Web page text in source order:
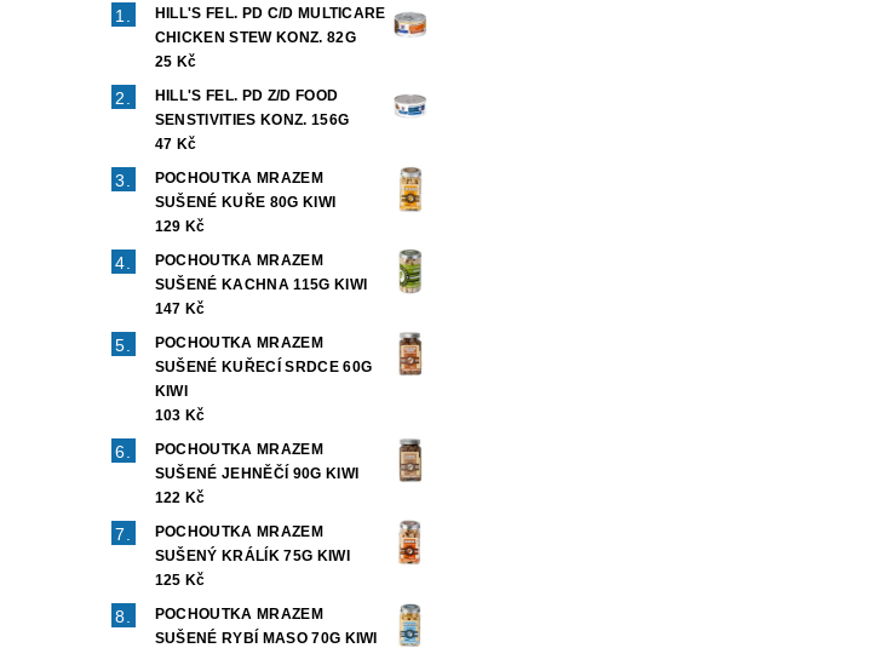
HILL'S FEL. PD C/D MULTICARE
CHICKEN STEW KONZ. 82G
25 Kč
HILL'S FEL. PD Z/D FOOD
SENSTIVITIES KONZ. 156G
47 Kč
POCHOUTKA MRAZEM
SUŠENÉ KUŘE 80G KIWI
129 Kč
POCHOUTKA MRAZEM
SUŠENÉ KACHNA 115G KIWI
147 Kč
POCHOUTKA MRAZEM
SUŠENÉ KUŘECÍ SRDCE 60G
KIWI
103 Kč
POCHOUTKA MRAZEM
SUŠENÉ JEHNĚČÍ 90G KIWI
122 Kč
POCHOUTKA MRAZEM
SUŠENÝ KRÁLÍK 75G KIWI
125 Kč
POCHOUTKA MRAZEM
SUŠENÉ RYBÍ MASO 70G KIWI